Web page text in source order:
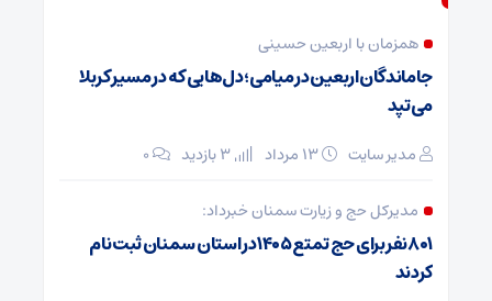
همزمان با اربعین حسینی
جاماندگان اربعین در میامی؛ دل‌هایی که در مسیر کربلا
می‌تپد
مدیر سایت ۰
مدیرکل حج و زیارت ‌سمنان خبرداد:
۸۰۱ نفر برای حج تمتع ۱۴۰۵ در استان سمنان ثبت نام
کردند